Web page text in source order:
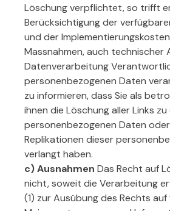
Löschung verpflichtet, so trifft
Berücksichtigung der
und der
Massnahmen, auch technischer
Datenverarbeitung
personenbezogenen Daten
zu informieren, dass Sie als
ihnen die Löschung aller Links zu
personenbezogenen Daten
Replikationen dieser
verlangt haben.
c) Ausnahmen Das Recht auf
nicht, soweit die Verarbeitung
(1) zur Ausübung des Rechts auf